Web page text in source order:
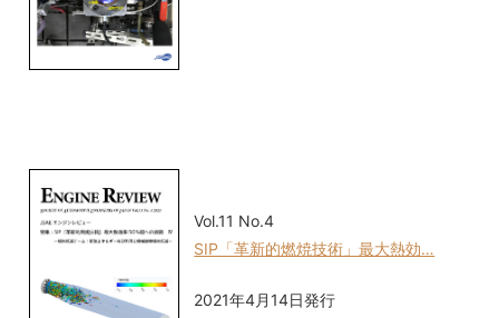
Vol.11 No.4
SIP「革新的燃焼技術」最大熱効…
2021年4月14日発行